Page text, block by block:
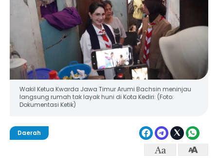
Wakil Ketua Kwarda Jawa Timur Arumi Bachsin meninjau
langsung rumah tak layak huni di Kota Kediri. (Foto:
Dokumentasi Ketik)
Daerah